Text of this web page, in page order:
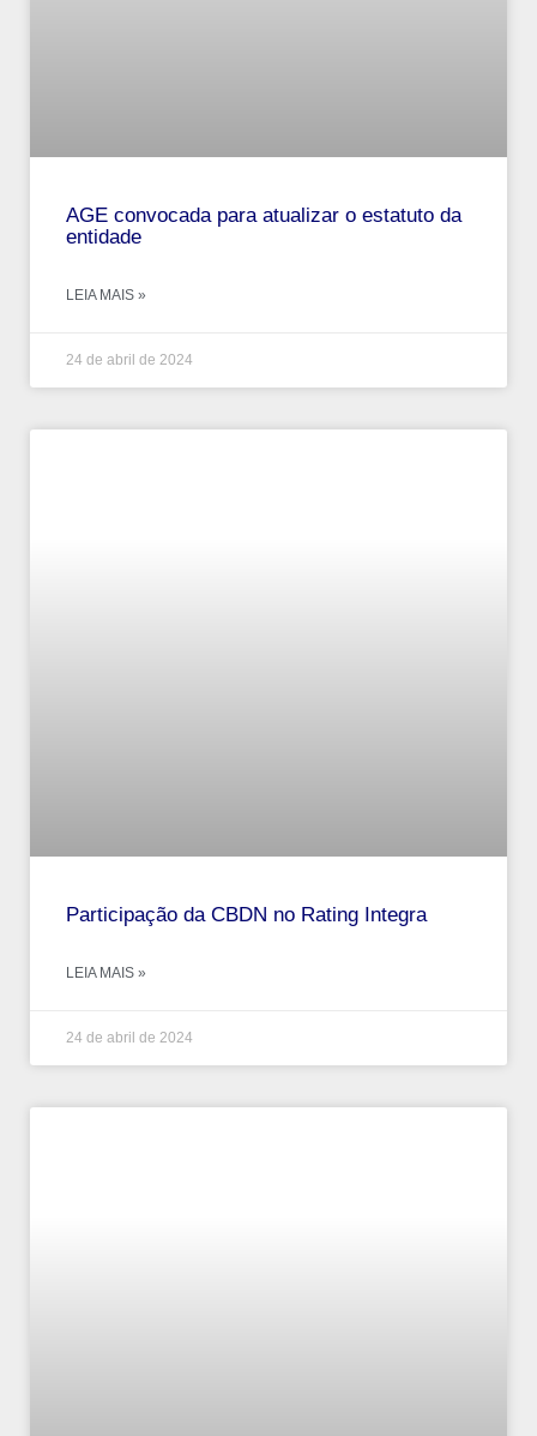
AGE convocada para atualizar o estatuto da
entidade
LEIA MAIS »
24 de abril de 2024
Participação da CBDN no Rating Integra
LEIA MAIS »
24 de abril de 2024